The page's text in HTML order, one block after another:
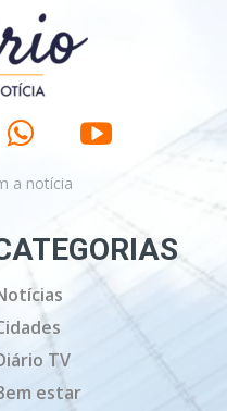
a notícia
TV
estar